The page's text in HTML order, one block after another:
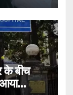
के बीच